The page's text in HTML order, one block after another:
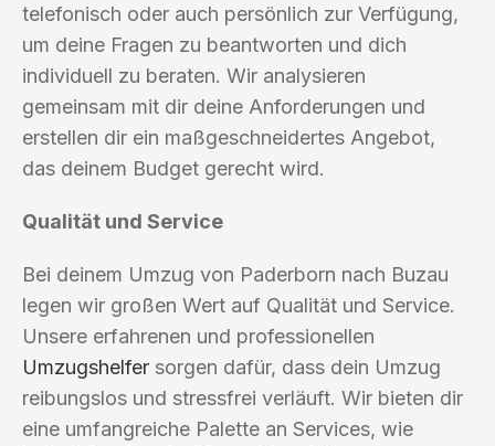
telefonisch oder auch persönlich zur Verfügung,
um deine Fragen zu beantworten und dich
individuell zu beraten. Wir analysieren
gemeinsam mit dir deine Anforderungen und
erstellen dir ein maßgeschneidertes Angebot,
das deinem Budget gerecht wird.
Qualität und Service
Bei deinem Umzug von Paderborn nach Buzau
legen wir großen Wert auf Qualität und Service.
Unsere erfahrenen und professionellen
Umzugshelfer sorgen dafür, dass dein Umzug
reibungslos und stressfrei verläuft. Wir bieten dir
eine umfangreiche Palette an Services, wie